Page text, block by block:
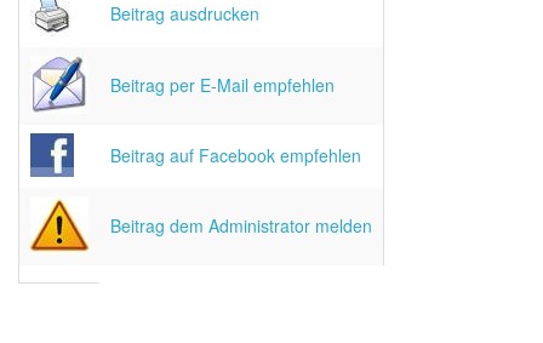
Beitrag ausdrucken
Beitrag per E-Mail empfehlen
Beitrag auf Facebook empfehlen
Beitrag dem Administrator melden